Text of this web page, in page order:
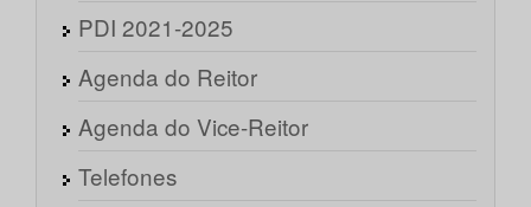
PDI 2021-2025
Agenda do Reitor
Agenda do Vice-Reitor
Telefones